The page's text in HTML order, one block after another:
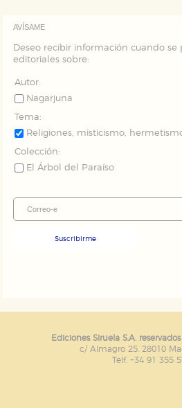
AVÍSAME
Deseo recibir información cuando se
editoriales sobre:
Autor:
Nagarjuna
Tema:
Religiones, misticismo,
Colección:
El Árbol del Paraíso
Suscribirme
Ediciones Siruela S.A.
c/ Almagro 25. 28010
Telf. +34 91 355